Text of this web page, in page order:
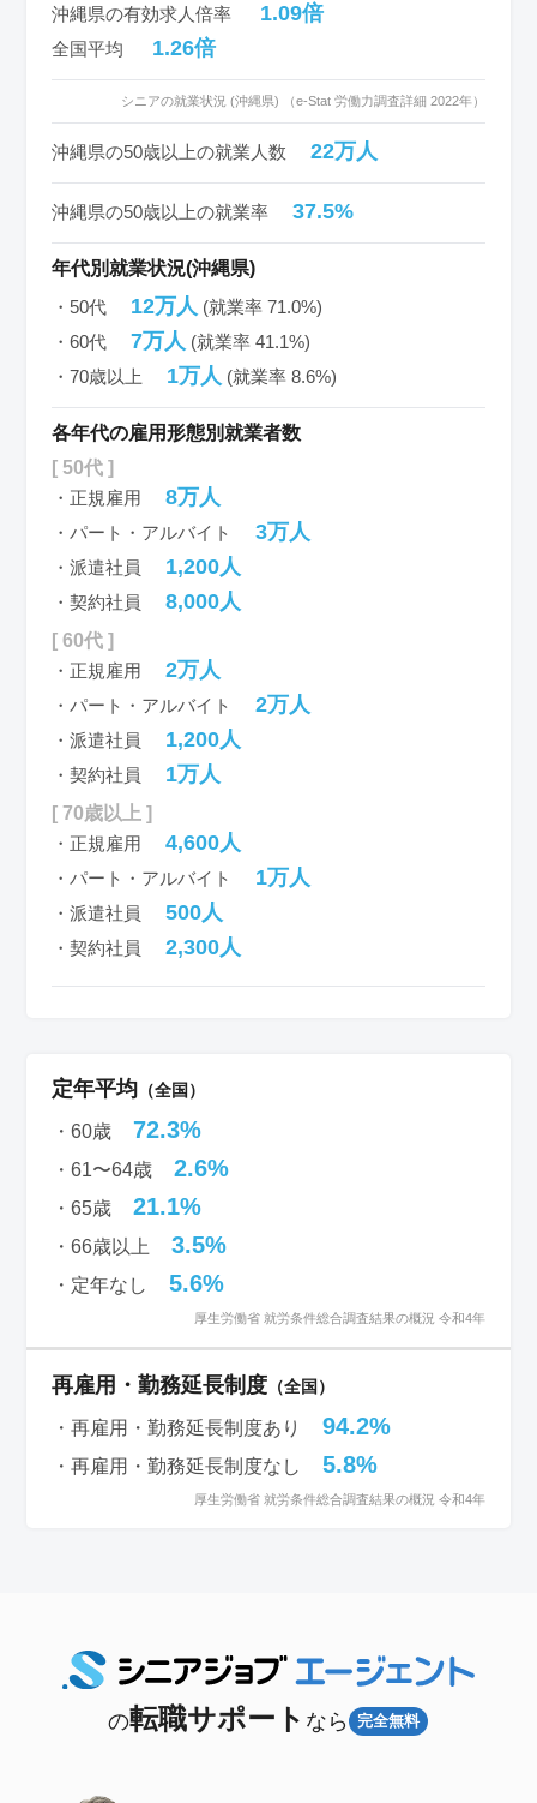
沖縄県の有効求人倍率 1.09倍
全国平均 1.26倍
シニアの就業状況 (沖縄県) （e-Stat 労働力調査詳細 2022年）
沖縄県の50歳以上の就業人数 22万人
沖縄県の50歳以上の就業率 37.5%
年代別就業状況(沖縄県)
・50代
12万人 (就業率 71.0%)
・60代
7万人 (就業率 41.1%)
・70歳以上
1万人 (就業率 8.6%)
各年代の雇用形態別就業者数
[ 50代 ]
・正規雇用
8万人
・パート・アルバイト 3万人
・派遣社員 1,200人
・契約社員 8,000人
[ 60代 ]
・正規雇用
2万人
・パート・アルバイト 2万人
・派遣社員 1,200人
・契約社員 1万人
[ 70歳以上 ]
・正規雇用
4,600人
・パート・アルバイト 1万人
・派遣社員 500人
・契約社員 2,300人
定年平均 （全国）
・60歳 72.3%
・61〜64歳 2.6%
・65歳 21.1%
・66歳以上 3.5%
・定年なし 5.6%
厚生労働省 就労条件総合調査結果の概況 令和4年
再雇用・勤務延長制度（全国）
・再雇用・勤務延長制度あり 94.2%
・再雇用・勤務延長制度なし 5.8%
厚生労働省 就労条件総合調査結果の概況 令和4年
の転職サポート なら 完全無料